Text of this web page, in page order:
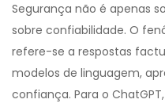
Segurança não é apenas
sobre confiabilidade. O
refere-se a respostas
modelos de linguagem,
confiança. Para o